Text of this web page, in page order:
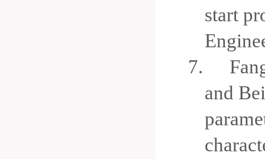
start
7.
and